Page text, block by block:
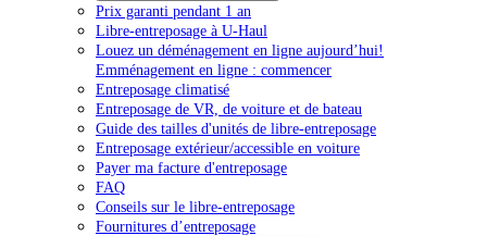
Prix garanti pendant 1 an
Libre-entreposage à U-Haul
Louez un déménagement en ligne aujourd’hui!
Emménagement en ligne : commencer
Entreposage climatisé
Entreposage de VR, de voiture et de bateau
Guide des tailles d'unités de libre-entreposage
Entreposage extérieur/accessible en voiture
Payer ma facture d'entreposage
FAQ
Conseils sur le libre-entreposage
Fournitures d’entreposage